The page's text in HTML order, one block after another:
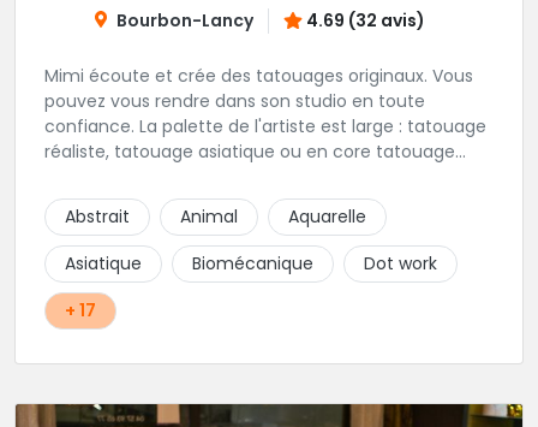
Bourbon-Lancy 4.69 (32 avis)
Mimi écoute et crée des tatouages originaux. Vous
pouvez vous rendre dans son studio en toute
confiance. La palette de l'artiste est large : tatouage
réaliste, tatouage asiatique ou en core tatouage
construire un projet qui vous ressemble.
Abstrait Animal
Aquarelle
Asiatique
Biomécanique
Dot work
+ 17